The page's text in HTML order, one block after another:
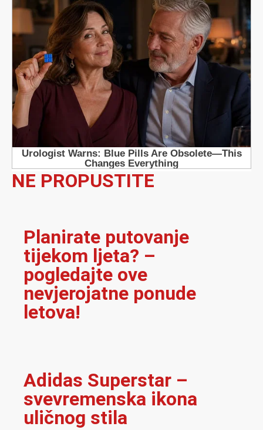
NE PROPUSTITE
Planirate putovanje
tijekom ljeta? –
pogledajte ove
nevjerojatne ponude
letova!
Adidas Superstar –
svevremenska ikona
uličnog stila